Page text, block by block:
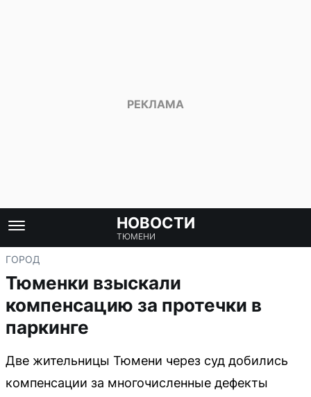
НОВОСТИ
ТЮМЕНИ
ГОРОД
Тюменки взыскали
компенсацию за протечки в
паркинге
Две жительницы Тюмени через суд добились
компенсации за многочисленные дефекты